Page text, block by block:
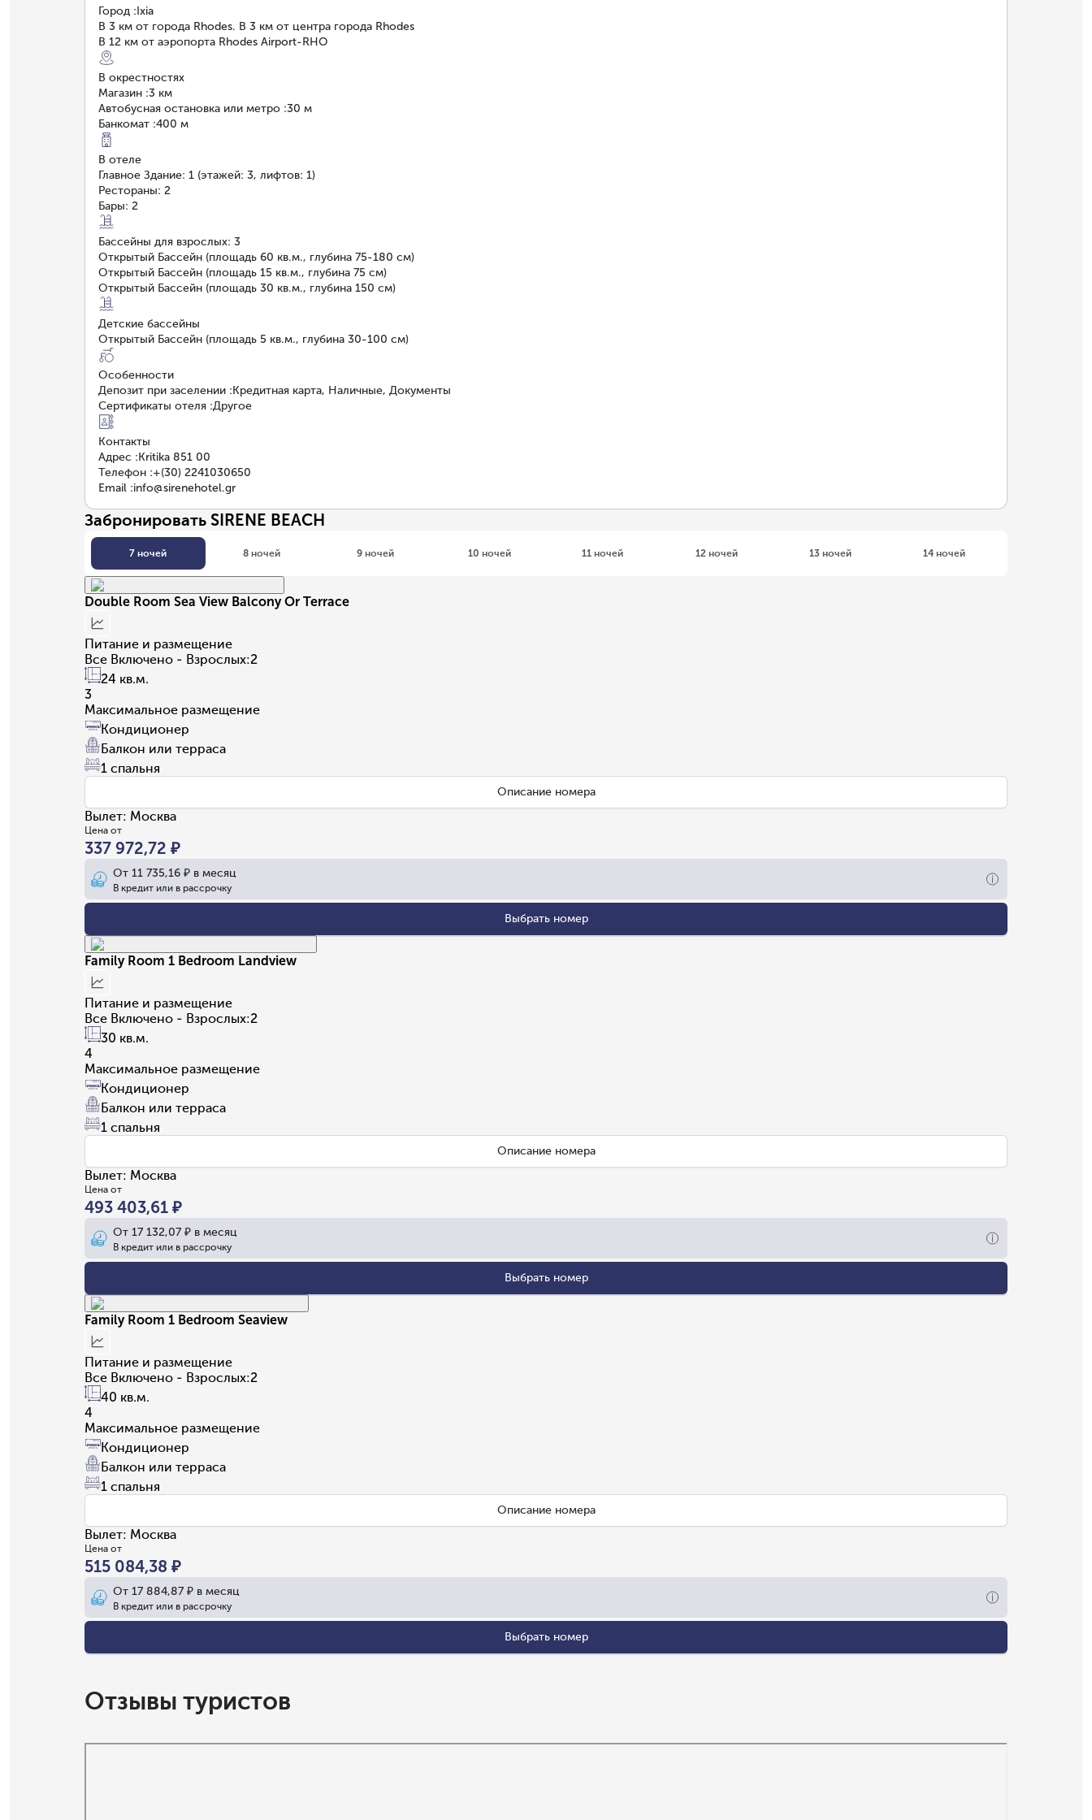
Город :Ixia
В 3 км от города Rhodes. В 3 км от центра города Rhodes
В 12 км от аэропорта Rhodes Airport-RHO
В окрестностях
Магазин :3 км
Автобусная остановка или метро :30 м
Банкомат :400 м
В отеле
Главное Здание: 1 (этажей: 3, лифтов: 1)
Рестораны: 2
Бары: 2
Бассейны для взрослых: 3
Открытый Бассейн (площадь 60 кв.м., глубина 75-180 см)
Открытый Бассейн (площадь 15 кв.м., глубина 75 см)
Открытый Бассейн (площадь 30 кв.м., глубина 150 см)
Детские бассейны
Открытый Бассейн (площадь 5 кв.м., глубина 30-100 см)
Особенности
Депозит при заселении :Кредитная карта, Наличные, Документы
Сертификаты отеля :Другое
Контакты
Адрес :Kritika 851 00
Телефон :+(30) 2241030650
Email :info@sirenehotel.gr
Забронировать SIRENE BEACH
7 ночей 8 ночей 9 ночей 10 ночей 11 ночей 12 ночей 13 ночей 14 ночей
Double Room Sea View Balcony Or Terrace
Питание и размещение
Все Включено - Взрослых:2
24 кв.м.
3
Максимальное размещение
Кондиционер
Балкон или терраса
1 спальня
Описание номера
Вылет: Москва
Цена от
337 972,72 ₽
От 11 735,16 ₽ в месяц
В кредит или в рассрочку
Выбрать номер
Family Room 1 Bedroom Landview
Питание и размещение
Все Включено - Взрослых:2
30 кв.м.
4
Максимальное размещение
Кондиционер
Балкон или терраса
1 спальня
Описание номера
Вылет: Москва
Цена от
493 403,61 ₽
От 17 132,07 ₽ в месяц
В кредит или в рассрочку
Выбрать номер
Family Room 1 Bedroom Seaview
Питание и размещение
Все Включено - Взрослых:2
40 кв.м.
4
Максимальное размещение
Кондиционер
Балкон или терраса
1 спальня
Описание номера
Вылет: Москва
Цена от
515 084,38 ₽
От 17 884,87 ₽ в месяц
В кредит или в рассрочку
Выбрать номер
Отзывы туристов